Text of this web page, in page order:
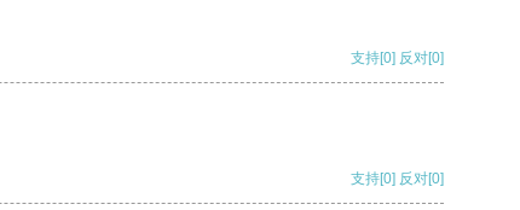
支持[0] 反对[0]
支持[0] 反对[0]